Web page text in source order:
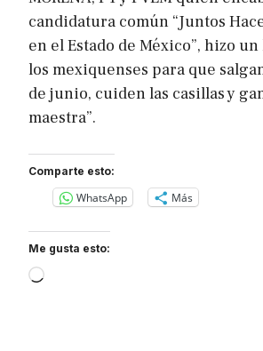
candidatura común “Juntos
en el Estado de México”, hizo un
los mexiquenses para que
de junio, cuiden las casillas y
maestra”.
Comparte esto:
WhatsApp Más
Me gusta esto:
Loading…